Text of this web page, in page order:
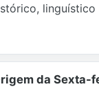
linguístico
da Sexta-